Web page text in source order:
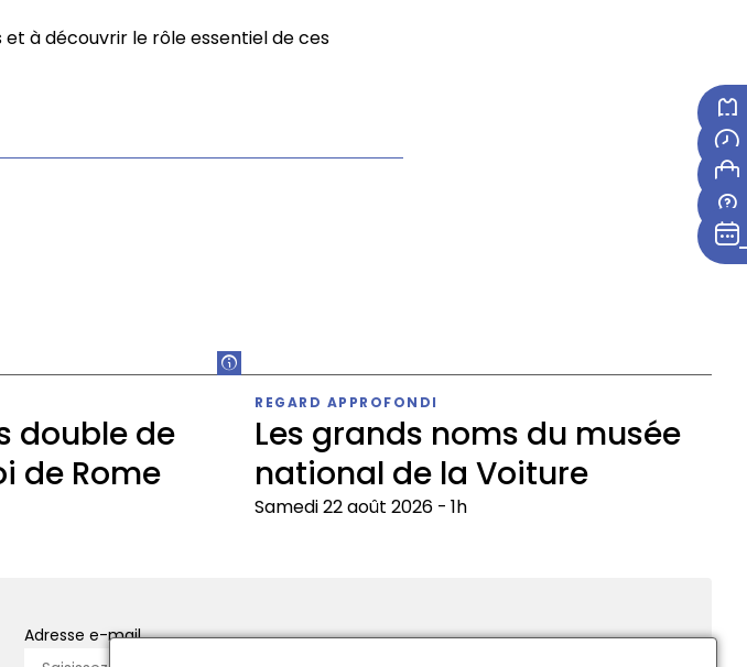
à découvrir le rôle essentiel de ces
double de
de Rome
Les grands noms du musée
national de la Voiture
Samedi 22 août 2026 1h
REGARD APPROFONDI
Adresse e-mail